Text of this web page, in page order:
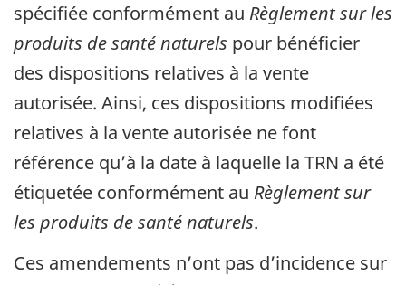
spécifiée conformément au Règlement sur les
produits de santé naturels pour bénéficier
des dispositions relatives à la vente
autorisée. Ainsi, ces dispositions modifiées
relatives à la vente autorisée ne font
référence qu’à la date à laquelle la TRN a été
étiquetée conformément au Règlement sur
les produits de santé naturels.
Ces amendements n’ont pas d’incidence sur